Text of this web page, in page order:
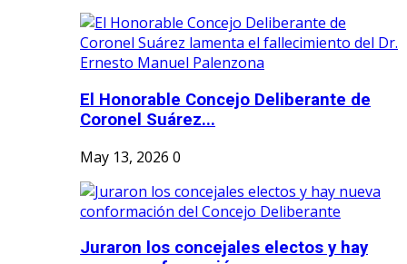
El Honorable Concejo Deliberante de
Coronel Suárez...
May 13, 2026 0
Juraron los concejales electos y hay